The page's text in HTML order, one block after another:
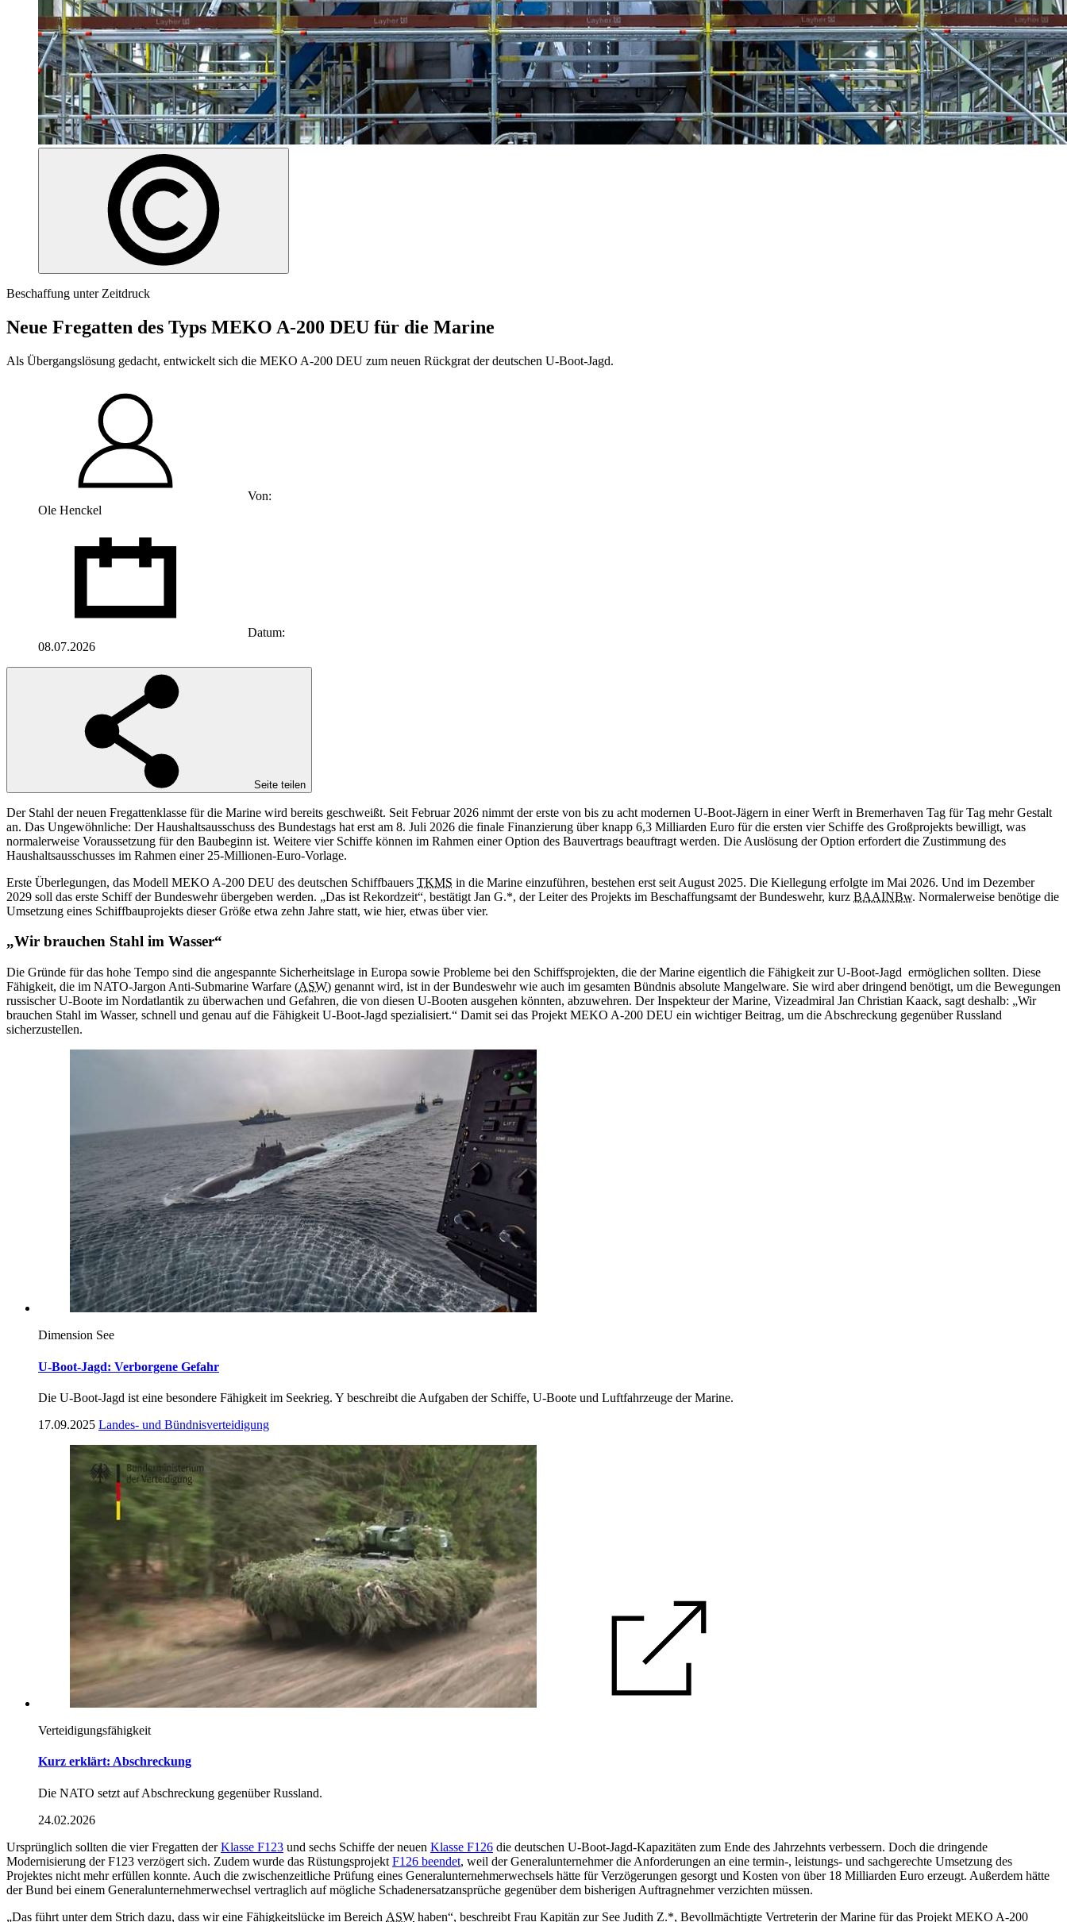
Beschaffung unter Zeitdruck
Neue Fregatten des Typs MEKO A-200 DEU für die Marine
Als Übergangslösung gedacht, entwickelt sich die MEKO A-200 DEU zum neuen Rückgrat der deutschen U-Boot-Jagd.
Von:
Ole Henckel
Datum:
08.07.2026
Seite teilen
Der Stahl der neuen Fregattenklasse für die Marine wird bereits geschweißt. Seit Februar 2026 nimmt der erste von bis zu acht modernen U-Boot-Jägern in einer Werft in Bremerhaven Tag für Tag mehr Gestalt
an. Das Ungewöhnliche: Der Haushaltsausschuss des Bundestags hat erst am 8. Juli 2026 die finale Finanzierung über knapp 6,3 Milliarden Euro für die ersten vier Schiffe des Großprojekts bewilligt, was
normalerweise Voraussetzung für den Baubeginn ist. Weitere vier Schiffe können im Rahmen einer Option des Bauvertrags beauftragt werden. Die Auslösung der Option erfordert die Zustimmung des
Haushaltsausschusses im Rahmen einer 25-Millionen-Euro-Vorlage.
Erste Überlegungen, das Modell MEKO A-200 DEU des deutschen Schiffbauers TKMS in die Marine einzuführen, bestehen erst seit August 2025. Die Kiellegung erfolgte im Mai 2026. Und im Dezember
2029 soll das erste Schiff der Bundeswehr übergeben werden. „Das ist Rekordzeit“, bestätigt Jan G.*, der Leiter des Projekts im Beschaffungsamt der Bundeswehr, kurz BAAINBw. Normalerweise benötige die
Umsetzung eines Schiffbauprojekts dieser Größe etwa zehn Jahre statt, wie hier, etwas über vier.
„Wir brauchen Stahl im Wasser“
Die Gründe für das hohe Tempo sind die angespannte Sicherheitslage in Europa sowie Probleme bei den Schiffsprojekten, die der Marine eigentlich die Fähigkeit zur U-Boot-Jagd ermöglichen sollten. Diese
Fähigkeit, die im NATO-Jargon Anti-Submarine Warfare (ASW) genannt wird, ist in der Bundeswehr wie auch im gesamten Bündnis absolute Mangelware. Sie wird aber dringend benötigt, um die Bewegungen
russischer U-Boote im Nordatlantik zu überwachen und Gefahren, die von diesen U-Booten ausgehen könnten, abzuwehren. Der Inspekteur der Marine, Vizeadmiral Jan Christian Kaack, sagt deshalb: „Wir
brauchen Stahl im Wasser, schnell und genau auf die Fähigkeit U-Boot-Jagd spezialisiert.“ Damit sei das Projekt MEKO A-200 DEU ein wichtiger Beitrag, um die Abschreckung gegenüber Russland
sicherzustellen.
Dimension See
U-Boot-Jagd: Verborgene Gefahr
Die U-Boot-Jagd ist eine besondere Fähigkeit im Seekrieg. Y beschreibt die Aufgaben der Schiffe, U-Boote und Luftfahrzeuge der Marine.
17.09.2025 Landes- und Bündnisverteidigung
Verteidigungsfähigkeit
Kurz erklärt: Abschreckung
Die NATO setzt auf Abschreckung gegenüber Russland.
24.02.2026
Ursprünglich sollten die vier Fregatten derKlasse F123 und sechs Schiffe der neuen Klasse F126 die deutschen U-Boot-Jagd-Kapazitäten zum Ende des Jahrzehnts verbessern. Doch die dringende
Modernisierung der F123 verzögert sich. Zudem wurde das Rüstungsprojekt F126 beendet, weil der Generalunternehmer die Anforderungen an eine termin-, leistungs- und sachgerechte Umsetzung des
Projektes nicht mehr erfüllen konnte. Auch die zwischenzeitliche Prüfung eines Generalunternehmerwechsels hätte für Verzögerungen gesorgt und Kosten von über 18 Milliarden Euro erzeugt. Außerdem hätte
der Bund bei einem Generalunternehmerwechsel vertraglich auf mögliche Schadenersatzansprüche gegenüber dem bisherigen Auftragnehmer verzichten müssen.
„Das führt unter dem Strich dazu, dass wir eine Fähigkeitslücke im Bereich ASW haben“, beschreibt Frau Kapitän zur See Judith Z.*, Bevollmächtigte Vertreterin der Marine für das Projekt MEKO A-200